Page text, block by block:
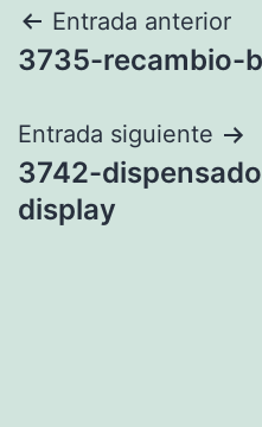
Navegación
de
entradas
Entrada anterior
3735-recambio-
Entrada siguiente
3742-
display